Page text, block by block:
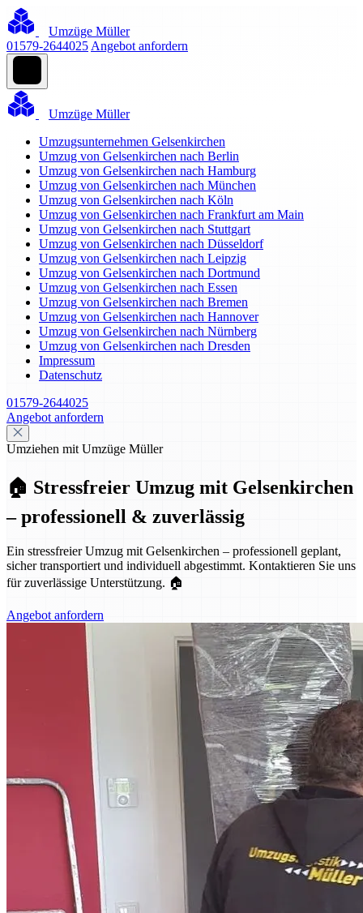
Umzüge Müller
01579-2644025 Angebot anfordern
Umzüge Müller
Umzugsunternehmen Gelsenkirchen
Umzug von Gelsenkirchen nach Berlin
Umzug von Gelsenkirchen nach Hamburg
Umzug von Gelsenkirchen nach München
Umzug von Gelsenkirchen nach Köln
Umzug von Gelsenkirchen nach Frankfurt am Main
Umzug von Gelsenkirchen nach Stuttgart
Umzug von Gelsenkirchen nach Düsseldorf
Umzug von Gelsenkirchen nach Leipzig
Umzug von Gelsenkirchen nach Dortmund
Umzug von Gelsenkirchen nach Essen
Umzug von Gelsenkirchen nach Bremen
Umzug von Gelsenkirchen nach Hannover
Umzug von Gelsenkirchen nach Nürnberg
Umzug von Gelsenkirchen nach Dresden
Impressum
Datenschutz
01579-2644025
Angebot anfordern
Umziehen mit Umzüge Müller
🏠 Stressfreier Umzug mit Gelsenkirchen
– professionell & zuverlässig
Ein stressfreier Umzug mit Gelsenkirchen – professionell geplant,
sicher transportiert und individuell abgestimmt. Kontaktieren Sie uns
für zuverlässige Unterstützung. 🏠
Angebot anfordern